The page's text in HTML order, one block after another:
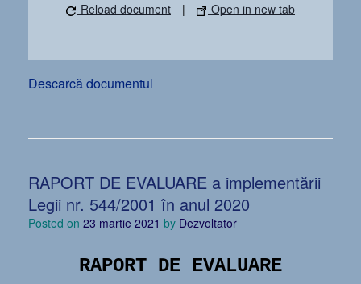
Reload document | Open in new tab
Descarcă documentul
RAPORT DE EVALUARE a implementării
Legii nr. 544/2001 în anul 2020
Posted on 23 martie 2021 by Dezvoltator
RAPORT DE EVALUARE